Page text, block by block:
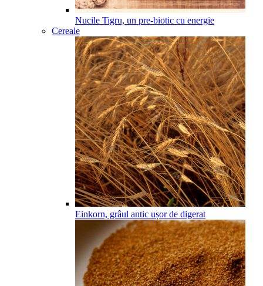
Nucile Tigru, un pre-biotic cu energie
Cereale
Einkorn, grâul antic ușor de digerat